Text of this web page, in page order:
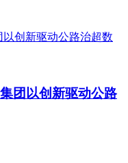
团以创新驱动公路